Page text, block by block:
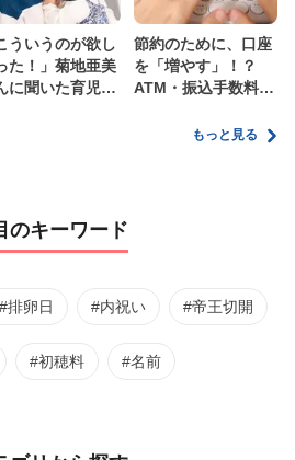
ういうのが欲し
た！」菊地亜美
に聞いた育児
節約のために、口座
を「増やす」！？
ATM・振込手数料の
家計管理術もっと見る
のキーワード
#排卵日 #内祝い #帝王切開
#初穂料 #名前